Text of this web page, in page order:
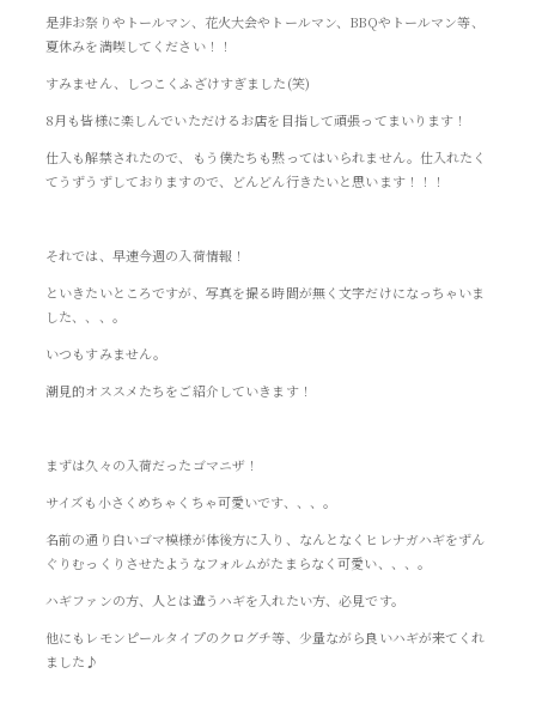
是非お祭りやトールマン、花火大会やトールマン、BBQやトールマン等、
夏休みを満喫してください！！
すみません、しつこくふざけすぎました(笑)
8月も皆様に楽しんでいただけるお店を目指して頑張ってまいります！
仕入も解禁されたので、もう僕たちも黙ってはいられません。仕入れたく
てうずうずしておりますので、どんどん行きたいと思います！！！
それでは、早速今週の入荷情報！
といきたいところですが、写真を撮る時間が無く文字だけになっちゃいま
した、、、。
いつもすみません。
潮見的オススメたちをご紹介していきます！
まずは久々の入荷だったゴマニザ！
サイズも小さくめちゃくちゃ可愛いです、、、。
名前の通り白いゴマ模様が体後方に入り、なんとなくヒレナガハギをずん
ぐりむっくりさせたようなフォルムがたまらなく可愛い、、、。
ハギファンの方、人とは違うハギを入れたい方、必見です。
他にもレモンピールタイプのクログチ等、少量ながら良いハギが来てくれ
ました♪